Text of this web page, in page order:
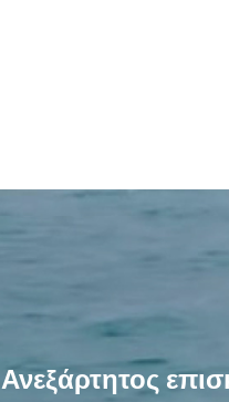
Ανεξάρτητος